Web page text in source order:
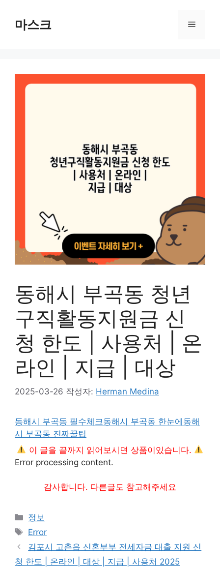
마스크 메
동해시 부곡동 청년
구직활동지원금 신
청 한도 | 사용처 | 온
라인 | 지급 | 대상
2025-03-26 작성자: Herman Medina
동해시 부곡동 필수체크동해시 부곡동 한눈에동해
시 부곡동 진짜꿀팁
이 글을 끝까지 읽어보시면 상품이있습니다.
Error processing content.
감사합니다. 다른글도 참고해주세요
카
테
리
정보
태
그
Error
김포시 고촌읍 신혼부부 전세자금 대출 지원 신
청 한도 | 온라인 | 대상 | 지급 | 사용처 2025